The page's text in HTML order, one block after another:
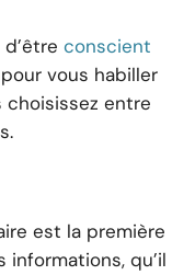
conscient
vous habiller
choisissez entre
est la première
qu’il